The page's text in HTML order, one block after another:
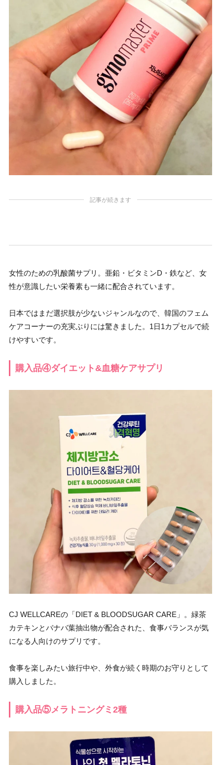
記事が続きます
女性のための乳酸菌サプリ。亜鉛・ビタミンD・鉄など、女
性が意識したい栄養素も一緒に配合されています。
日本ではまだ選択肢が少ないジャンルなので、韓国のフェム
ケアコーナーの充実ぶりには驚きました。1日1カプセルで続
けやすいです。
購入品④ダイエット&血糖ケアサプリ
CJ WELLCAREの「DIET & BLOODSUGAR CARE」。緑茶
カテキンとバナバ葉抽出物が配合された、食事バランスが気
になる人向けのサプリです。
食事を楽しみたい旅行中や、外食が続く時期のお守りとして
購入しました。
購入品⑤メラトニングミ2種